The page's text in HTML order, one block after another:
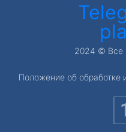
2024 © Все
Положение об обработке